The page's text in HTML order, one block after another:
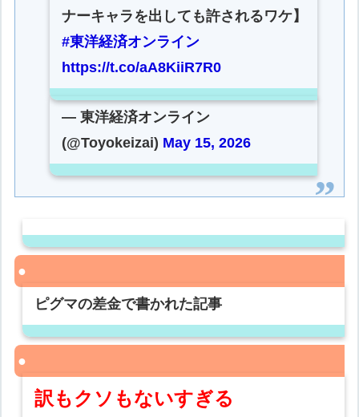
ナーキャラを出しても許されるワケ】
#東洋経済オンライン
https://t.co/aA8KiiR7R0
— 東洋経済オンライン
(@Toyokeizai) May 15, 2026
ピグマの差金で書かれた記事
訳もクソもないすぎる